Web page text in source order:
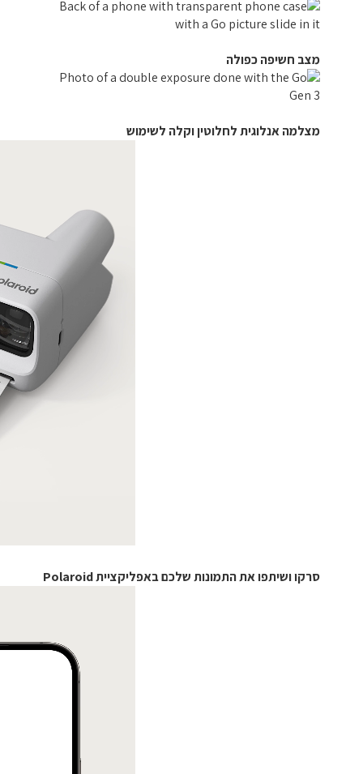
מצב חשיפה כפולה
מצלמה אנלוגית לחלוטין וקלה לשימוש
סרקו ושיתפו את התמונות שלכם באפליקציית Polaroid